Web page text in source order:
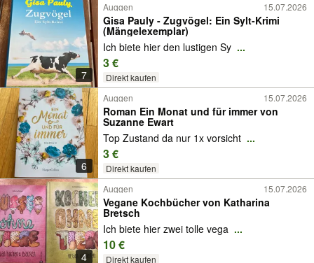
7
Auggen 15.07.2026
Gisa Pauly - Zugvögel: Ein Sylt-Krimi
(Mängelexemplar)
Ich biete hier den lustigen Sy ...
3 €
Direkt kaufen
6
Auggen 15.07.2026
Roman Ein Monat und für immer von
Suzanne Ewart
Top Zustand da nur 1x vorsicht ...
3 €
Direkt kaufen
4
Auggen 15.07.2026
Vegane Kochbücher von Katharina
Bretsch
Ich biete hier zwei tolle vega ...
10 €
Direkt kaufen